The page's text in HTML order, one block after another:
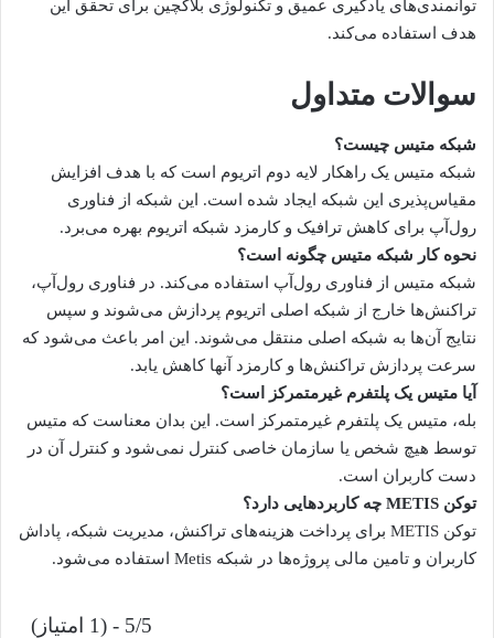
توانمندی‌های یادگیری عمیق و تکنولوژی بلاکچین برای تحقق این
هدف استفاده می‌کند.
سوالات متداول
شبکه متیس چیست؟
شبکه متیس یک راهکار لایه دوم اتریوم است که با هدف افزایش
مقیاس‌پذیری این شبکه ایجاد شده است. این شبکه از فناوری
رول‌آپ برای کاهش ترافیک و کارمزد شبکه اتریوم بهره می‌برد.
نحوه کار شبکه متیس چگونه است؟
شبکه متیس از فناوری رول‌آپ استفاده می‌کند. در فناوری رول‌آپ،
تراکنش‌ها خارج از شبکه اصلی اتریوم پردازش می‌شوند و سپس
نتایج آن‌ها به شبکه اصلی منتقل می‌شوند. این امر باعث می‌شود که
سرعت پردازش تراکنش‌ها و کارمزد آنها کاهش یابد.
آیا متیس یک پلتفرم غیرمتمرکز است؟
بله، متیس یک پلتفرم غیرمتمرکز است. این بدان معناست که متیس
توسط هیچ شخص یا سازمان خاصی کنترل نمی‌شود و کنترل آن در
دست کاربران است.
توکن METIS چه کاربردهایی دارد؟
توکن METIS برای پرداخت هزینه‌های تراکنش، مدیریت شبکه، پاداش
کاربران و تامین مالی پروژه‌ها در شبکه Metis استفاده می‌شود.
5/5 - (1 امتیاز)